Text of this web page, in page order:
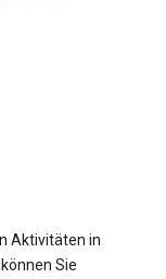
Aktivitäten in
Sie